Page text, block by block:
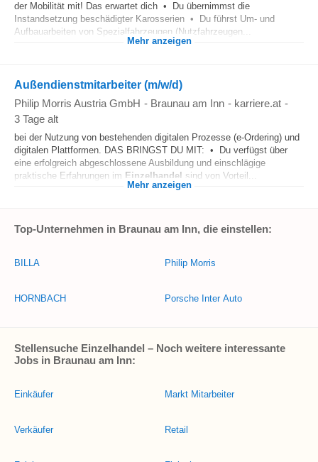
der Mobilität mit! Das erwartet dich • Du übernimmst die
Instandsetzung beschädigter Karosserien • Du führst Um- und
Aufbauarbeiten von Spezialfahrzeugen (Nutzfahrzeugen...
Mehr anzeigen
Außendienstmitarbeiter (m/w/d)
Philip Morris Austria GmbH - Braunau am Inn - karriere.at -
3 Tage alt
bei der Nutzung von bestehenden digitalen Prozesse (e-Ordering) und
digitalen Plattformen. DAS BRINGST DU MIT: • Du verfügst über
eine erfolgreich abgeschlossene Ausbildung und einschlägige
praktische Erfahrungen im Einzelhandel sind von Vorteil...
Mehr anzeigen
Top-Unternehmen in Braunau am Inn, die einstellen:
BILLA
HORNBACH
Philip Morris
Porsche Inter Auto
Stellensuche Einzelhandel – Noch weitere interessante
Jobs in Braunau am Inn:
Einkäufer
Verkäufer
Markt Mitarbeiter
Retail